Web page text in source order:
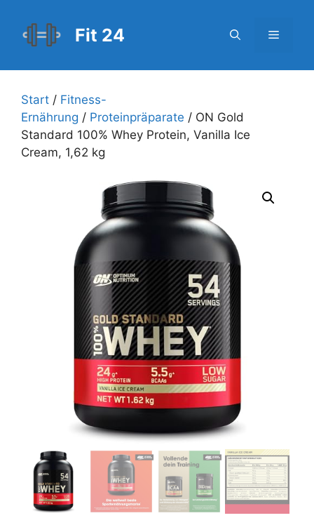
Inhalt
springen
Fit 24 Menü
Start / Fitness-
Ernährung / Proteinpräparate / ON Gold
Standard 100% Whey Protein, Vanilla Ice
Cream, 1,62 kg